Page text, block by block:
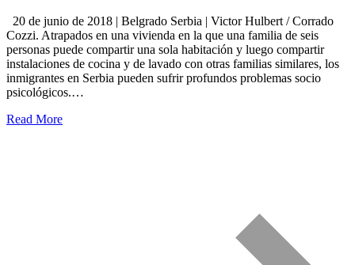
20 de junio de 2018 | Belgrado Serbia | Victor Hulbert / Corrado
Cozzi. Atrapados en una vivienda en la que una familia de seis
personas puede compartir una sola habitación y luego compartir
instalaciones de cocina y de lavado con otras familias similares, los
inmigrantes en Serbia pueden sufrir profundos problemas socio
psicológicos.…
Read More